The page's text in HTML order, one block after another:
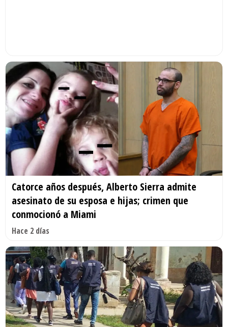
Catorce años después, Alberto Sierra admite
asesinato de su esposa e hijas; crimen que
conmocionó a Miami
Hace 2 días